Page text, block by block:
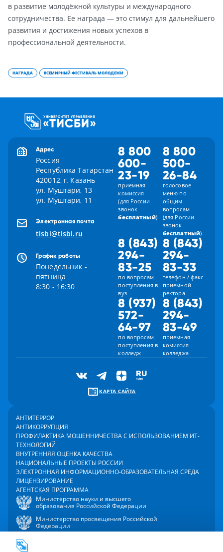
в развитие молодёжной культуры и международного
сотрудничества. Ее награда — это стимул для дальнейшего
развития и достижения новых успехов в
профессиональной деятельности.
НАГРАДА ВСЕМИРНЫЙ ФЕСТИВАЛЬ МОЛОДЕЖИ
Адрес
Россия
Республика Татарстан
420012, г. Казань
ул. Муштари, 13
ул. Муштари, 11
Электронная почта
tisbi@tisbi.ru
График работы
Понедельник -
пятница
8:30 - 16:30
8 800
600-
23-19
приемная
комиссия
(для России
звонок
бесплатный)
8 800
500-
26-84
голосовое
меню по
общим
вопросам
(для России
звонок
бесплатный)
8 (843)
294-
83-25
по вопросам
поступления в
вуз
8 (843)
294-
83-33
телефон / факс
приемной
ректора
8 (937)
572-
64-97
по вопросам
поступления в
колледж
8 (843)
294-
83-49
приемная
комиссия
колледжа
КАРТА САЙТА
АНТИТЕРРОР
АНТИКОРРУПЦИЯ
ПРОФИЛАКТИКА МОШЕННИЧЕСТВА С ИСПОЛЬЗОВАНИЕМ ИТ-
ТЕХНОЛОГИЙ
ВНУТРЕННЯЯ ОЦЕНКА КАЧЕСТВА
НАЦИОНАЛЬНЫЕ ПРОЕКТЫ РОССИИ
ЭЛЕКТРОННАЯ ИНФОРМАЦИОННО-ОБРАЗОВАТЕЛЬНАЯ СРЕДА
ЛИЦЕНЗИРОВАНИЕ
АГЕНТСКАЯ ПРОГРАММА
Министерство науки и высшего
образования Российской Федерации
Министерство просвещения Российской
Федерации